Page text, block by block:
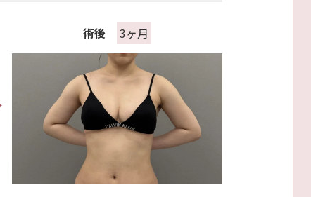
損や周囲の状
シリコン豊胸中の健康診断は
ボトックス
術後 3ヶ月